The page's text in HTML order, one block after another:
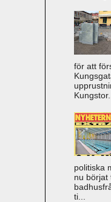
för att
Kungstor...
politiska
nu börjat
ti...